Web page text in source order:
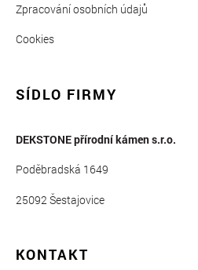
Zpracování osobních údajů
Cookies
SÍDLO FIRMY
DEKSTONE přírodní kámen s.r.o.
Poděbradská 1649
25092 Šestajovice
KONTAKT